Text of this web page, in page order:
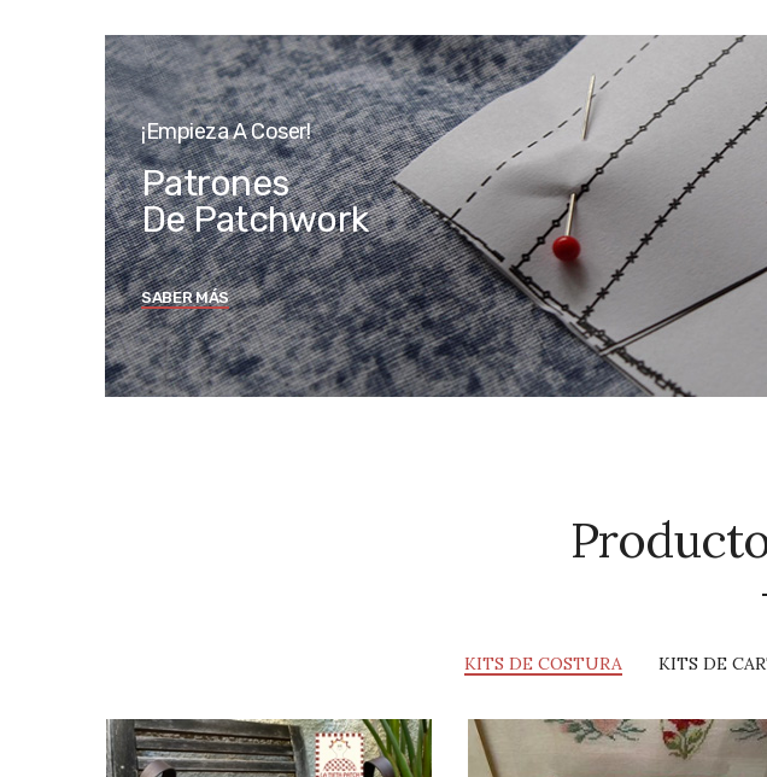
¡Empieza A Coser!
Patrones
De Patchwork
SABER MÁS
KITS DE COSTURA KITS DE